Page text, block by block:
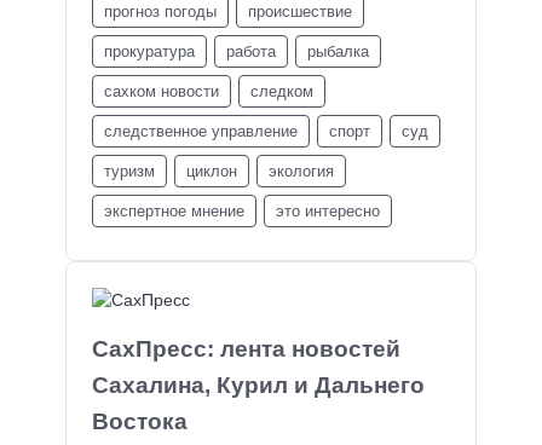
СахПресс: лента новостей
Сахалина, Курил и Дальнего
Востока
прогноз погоды происшествие
прокуратура работа рыбалка
сахком новости следком
следственное управление спорт суд
туризм циклон экология
экспертное мнение это интересно